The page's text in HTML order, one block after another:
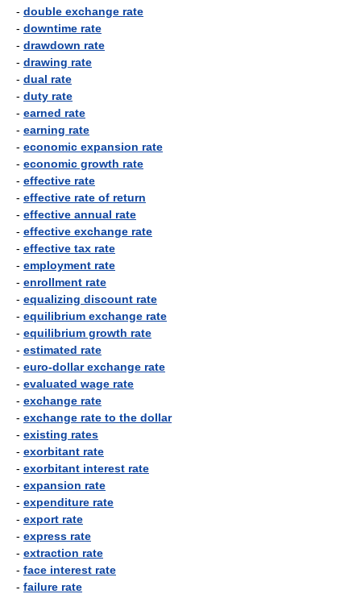
- double exchange rate
- downtime rate
- drawdown rate
- drawing rate
- dual rate
- duty rate
- earned rate
- earning rate
- economic expansion rate
- economic growth rate
- effective rate
- effective rate of return
- effective annual rate
- effective exchange rate
- effective tax rate
- employment rate
- enrollment rate
- equalizing discount rate
- equilibrium exchange rate
- equilibrium growth rate
- estimated rate
- euro-dollar exchange rate
- evaluated wage rate
- exchange rate
- exchange rate to the dollar
- existing rates
- exorbitant rate
- exorbitant interest rate
- expansion rate
- expenditure rate
- export rate
- express rate
- extraction rate
- face interest rate
- failure rate